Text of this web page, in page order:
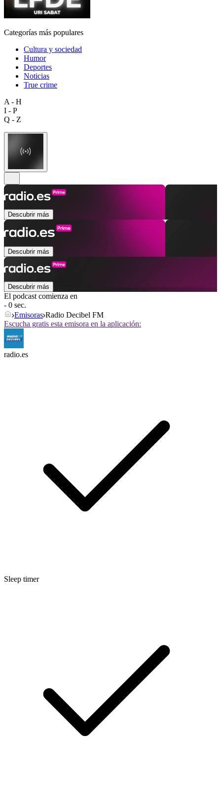
Categorías más populares
Cultura y sociedad
Humor
Deportes
Noticias
True crime
A - H
I - P
Q - Z
Descubrir más
Descubrir más
Descubrir más
El podcast comienza en
- 0 sec.
Emisoras Radio Decibel FM
Escucha gratis esta emisora en la aplicación:
radio.es
Sleep timer